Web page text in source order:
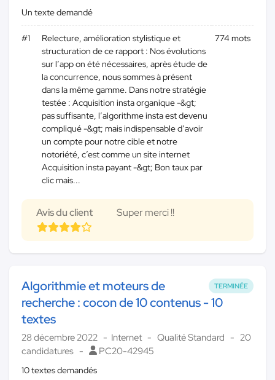
Un texte demandé
#1
Relecture, amélioration stylistique et
structuration de ce rapport : Nos évolutions
sur l’app on été nécessaires, après étude de
la concurrence, nous sommes à présent
dans la même gamme. Dans notre stratégie
testée : Acquisition insta organique -&gt;
pas suffisante, l’algorithme insta est devenu
compliqué -&gt; mais indispensable d’avoir
un compte pour notre cible et notre
notoriété, c’est comme un site internet
Acquisition insta payant -&gt; Bon taux par
clic mais...
774 mots
Avis du client Super merci !!
TERMINÉE
Algorithmie et moteurs de
recherche : cocon de 10 contenus - 10
textes
28 décembre 2022 Internet Qualité Standard
20
candidatures
PC20-42945
10 textes demandés